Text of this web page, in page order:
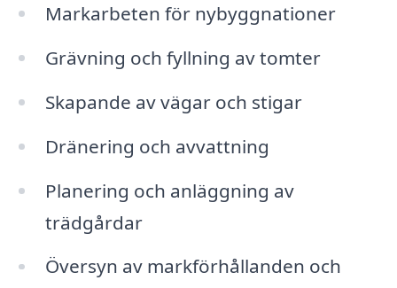
Markarbeten för nybyggnationer
Grävning och fyllning av tomter
Skapande av vägar och stigar
Dränering och avvattning
Planering och anläggning av
trädgårdar
Översyn av markförhållanden och